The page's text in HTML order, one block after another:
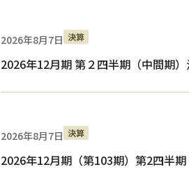
2026年8月7日 決算
2026年12月期 第２四半期（中間期）
2026年8月7日 決算
2026年12月期（第103期）第2四半